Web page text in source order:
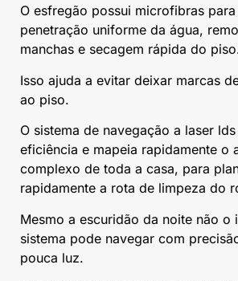
O esfregão possui microfibras
penetração uniforme da água,
manchas e secagem rápida do
Isso ajuda a evitar deixar marcas
ao piso.
O sistema de navegação a laser
eficiência e mapeia rapidamente o
complexo de toda a casa, para
rapidamente a rota de limpeza do
Mesmo a escuridão da noite não o
sistema pode navegar com
pouca luz.